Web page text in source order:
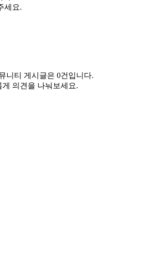
세요.
니티 게시글은 0건입니다.
의견을 나눠보세요.